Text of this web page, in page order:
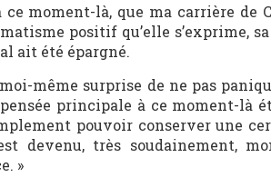
ce moment-là, que ma carrière de
positif qu’elle s’exprime,
ait été épargné.
même surprise de ne pas
principale à ce moment-là
pouvoir conserver une
devenu, très soudainement,
»